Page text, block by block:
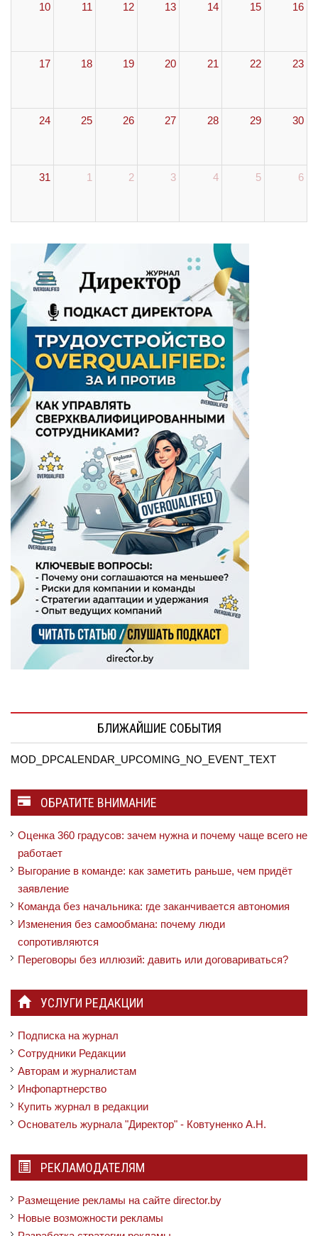
10 11 12 13 14 15 16
17 18 19 20 21 22 23
24 25 26 27 28 29 30
31 1 2 3 4 5 6
БЛИЖАЙШИЕ СОБЫТИЯ
MOD_DPCALENDAR_UPCOMING_NO_EVENT_TEXT
ОБРАТИТЕ ВНИМАНИЕ
Оценка 360 градусов: зачем нужна и почему чаще всего не
работает
Выгорание в команде: как заметить раньше, чем придёт
заявление
Команда без начальника: где заканчивается автономия
Изменения без самообмана: почему люди
сопротивляются
Переговоры без иллюзий: давить или договариваться?
УСЛУГИ РЕДАКЦИИ
Подписка на журнал
Сотрудники Редакции
Авторам и журналистам
Инфопартнерство
Купить журнал в редакции
Основатель журнала "Директор" - Ковтуненко А.Н.
РЕКЛАМОДАТЕЛЯМ
Размещение рекламы на сайте director.by
Новые возможности рекламы